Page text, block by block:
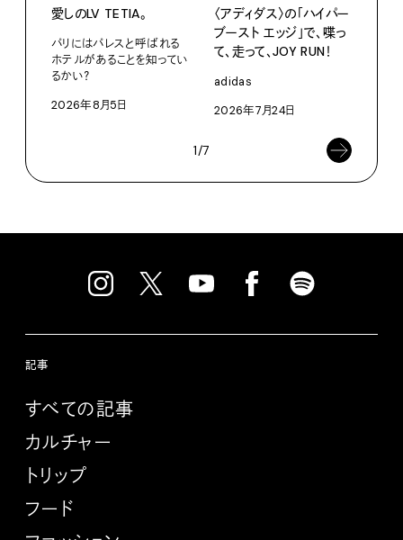
愛しのLV TETIA。
パリにはパレスと呼ばれる
ホテルがあることを知ってい
るかい？
2026年8月5日
〈アディダス〉の「ハイパー
ブースト エッジ」で、喋っ
て、走って、JOY RUN！
adidas
2026年7月24日
1/7
記事
すべての記事
カルチャー
トリップ
フード